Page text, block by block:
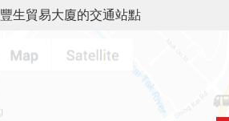
豐生貿易大廈的交通站點